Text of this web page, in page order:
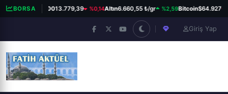
BORSABIST 10013.779,39 %0,14Altın6.660,55 ₺/gr %2,59Bitcoin$64.927
Giriş Yap